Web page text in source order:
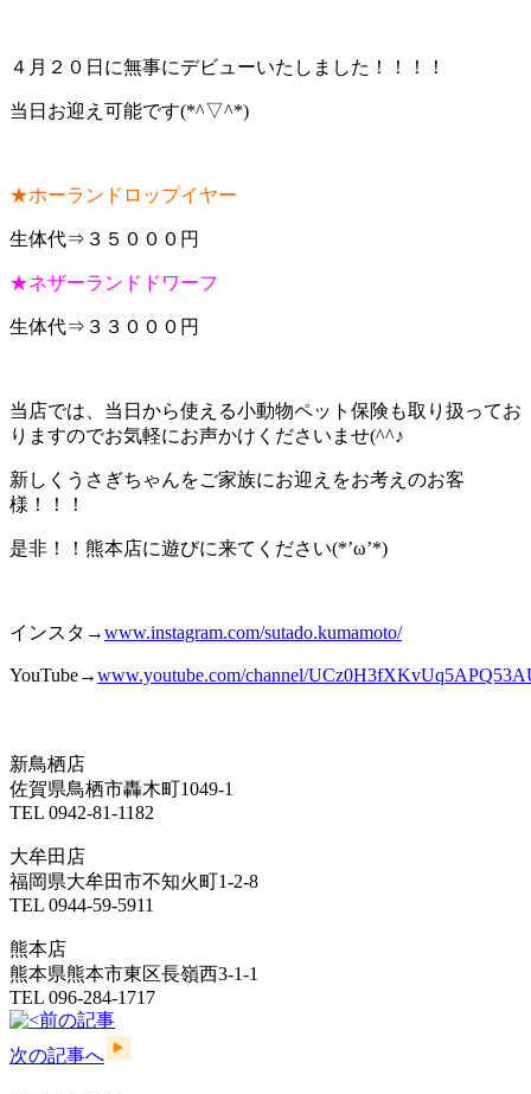
４月２０日に無事にデビューいたしました！！！！
当日お迎え可能です(*^▽^*)
★ホーランドロップイヤー
生体代⇒３５０００円
★ネザーランドドワーフ
生体代⇒３３０００円
当店では、当日から使える小動物ペット保険も取り扱ってお
りますのでお気軽にお声かけくださいませ(^^♪
新しくうさぎちゃんをご家族にお迎えをお考えのお客
様！！！
是非！！熊本店に遊びに来てください(*’ω’*)
インスタ→www.instagram.com/sutado.kumamoto/
YouTube→www.youtube.com/channel/UCz0H3fXKvUq5A
新鳥栖店
佐賀県鳥栖市轟木町1049-1
TEL 0942-81-1182
大牟田店
福岡県大牟田市不知火町1-2-8
TEL 0944-59-5911
熊本店
熊本県熊本市東区長嶺西3-1-1
TEL 096-284-1717
前の記事
次の記事へ